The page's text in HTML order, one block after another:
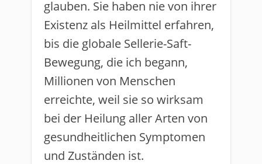
glauben. Sie haben nie von ihrer
Existenz als Heilmittel erfahren,
bis die globale Sellerie-Saft-
Bewegung, die ich begann,
Millionen von Menschen
erreichte, weil sie so wirksam
bei der Heilung aller Arten von
gesundheitlichen Symptomen
und Zuständen ist.